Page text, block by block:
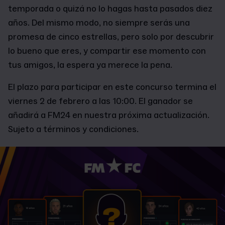
temporada o quizá no lo hagas hasta pasados diez
años. Del mismo modo, no siempre serás una
promesa de cinco estrellas, pero solo por descubrir
lo bueno que eres, y compartir ese momento con
tus amigos, la espera ya merece la pena.
El plazo para participar en este concurso termina el
viernes 2 de febrero a las 10:00. El ganador se
añadirá a FM24 en nuestra próxima actualización.
Sujeto a términos y condiciones.